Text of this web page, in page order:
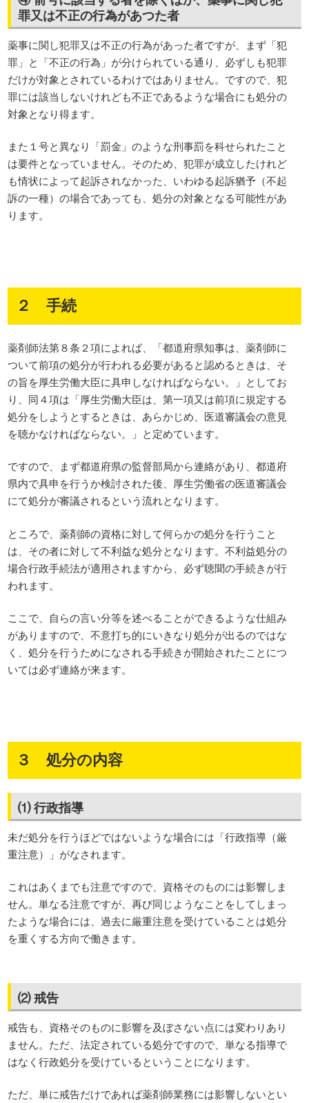
罪又は不正の行為があつた者
薬事に関し犯罪又は不正の行為があった者ですが、まず「犯
罪」と「不正の行為」が分けられている通り、必ずしも犯罪
だけが対象とされているわけではありません。ですので、犯
罪には該当しないけれども不正であるような場合にも処分の
対象となり得ます。
また１号と異なり「罰金」のような刑事罰を科せられたこと
は要件となっていません。そのため、犯罪が成立したけれど
も情状によって起訴されなかった、いわゆる起訴猶予（不起
訴の一種）の場合であっても、処分の対象となる可能性があ
ります。
２ 手続
薬剤師法第８条２項によれば、「都道府県知事は、薬剤師に
ついて前項の処分が行われる必要があると認めるときは、そ
の旨を厚生労働大臣に具申しなければならない。」としてお
り、同４項は「厚生労働大臣は、第一項又は前項に規定する
処分をしようとするときは、あらかじめ、医道審議会の意見
を聴かなければならない。」と定めています。
ですので、まず都道府県の監督部局から連絡があり、都道府
県内で具申を行うか検討された後、厚生労働省の医道審議会
にて処分が審議されるという流れとなります。
ところで、薬剤師の資格に対して何らかの処分を行うこと
は、その者に対して不利益な処分となります。不利益処分の
場合行政手続法が適用されますから、必ず聴聞の手続きが行
われます。
ここで、自らの言い分等を述べることができるような仕組み
がありますので、不意打ち的にいきなり処分が出るのではな
く、処分を行うためになされる手続きが開始されたことにつ
いては必ず連絡が来ます。
３ 処分の内容
⑴ 行政指導
未だ処分を行うほどではないような場合には「行政指導（厳
重注意）」がなされます。
これはあくまでも注意ですので、資格そのものには影響しま
せん。単なる注意ですが、再び同じようなことをしてしまっ
たような場合には、過去に厳重注意を受けていることは処分
を重くする方向で働きます。
⑵ 戒告
戒告も、資格そのものに影響を及ぼさない点には変わりあり
ません。ただ、法定されている処分ですので、単なる指導で
はなく行政処分を受けているということになります。
ただ、単に戒告だけであれば薬剤師業務には影響しないとい